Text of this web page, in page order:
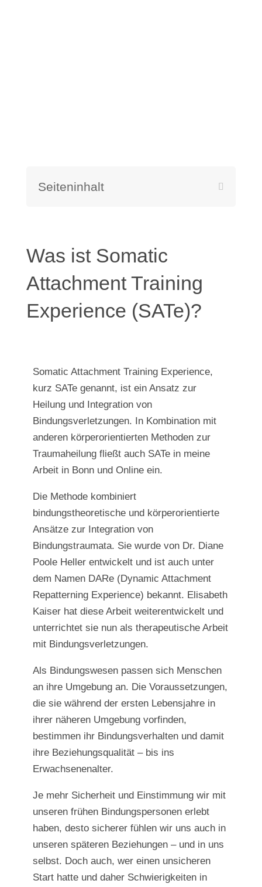
Seiteninhalt
Was ist Somatic
Attachment Training
Experience (SATe)?
Somatic Attachment Training Experience,
kurz SATe genannt, ist ein Ansatz zur
Heilung und Integration von
Bindungsverletzungen. In Kombination mit
anderen körperorientierten Methoden zur
Traumaheilung fließt auch SATe in meine
Arbeit in Bonn und Online ein.
Die Methode kombiniert
bindungstheoretische und körperorientierte
Ansätze zur Integration von
Bindungstraumata. Sie wurde von Dr. Diane
Poole Heller entwickelt und ist auch unter
dem Namen DARe (Dynamic Attachment
Repatterning Experience) bekannt. Elisabeth
Kaiser hat diese Arbeit weiterentwickelt und
unterrichtet sie nun als therapeutische Arbeit
mit Bindungsverletzungen.
Als Bindungswesen passen sich Menschen
an ihre Umgebung an. Die Voraussetzungen,
die sie während der ersten Lebensjahre in
ihrer näheren Umgebung vorfinden,
bestimmen ihr Bindungsverhalten und damit
ihre Beziehungsqualität – bis ins
Erwachsenenalter.
Je mehr Sicherheit und Einstimmung wir mit
unseren frühen Bindungspersonen erlebt
haben, desto sicherer fühlen wir uns auch in
unseren späteren Beziehungen – und in uns
selbst. Doch auch, wer einen unsicheren
Start hatte und daher Schwierigkeiten in